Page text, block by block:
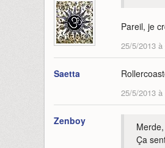
Pareil, je
25/5/2013 à
Saetta
25/5/2013
Zenboy
Ça